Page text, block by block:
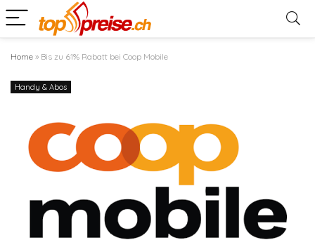
Home » Bis zu 61% Rabatt bei Coop Mobile
Handy & Abos